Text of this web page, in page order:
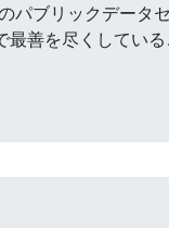
パブリックデータ
善を尽くしている